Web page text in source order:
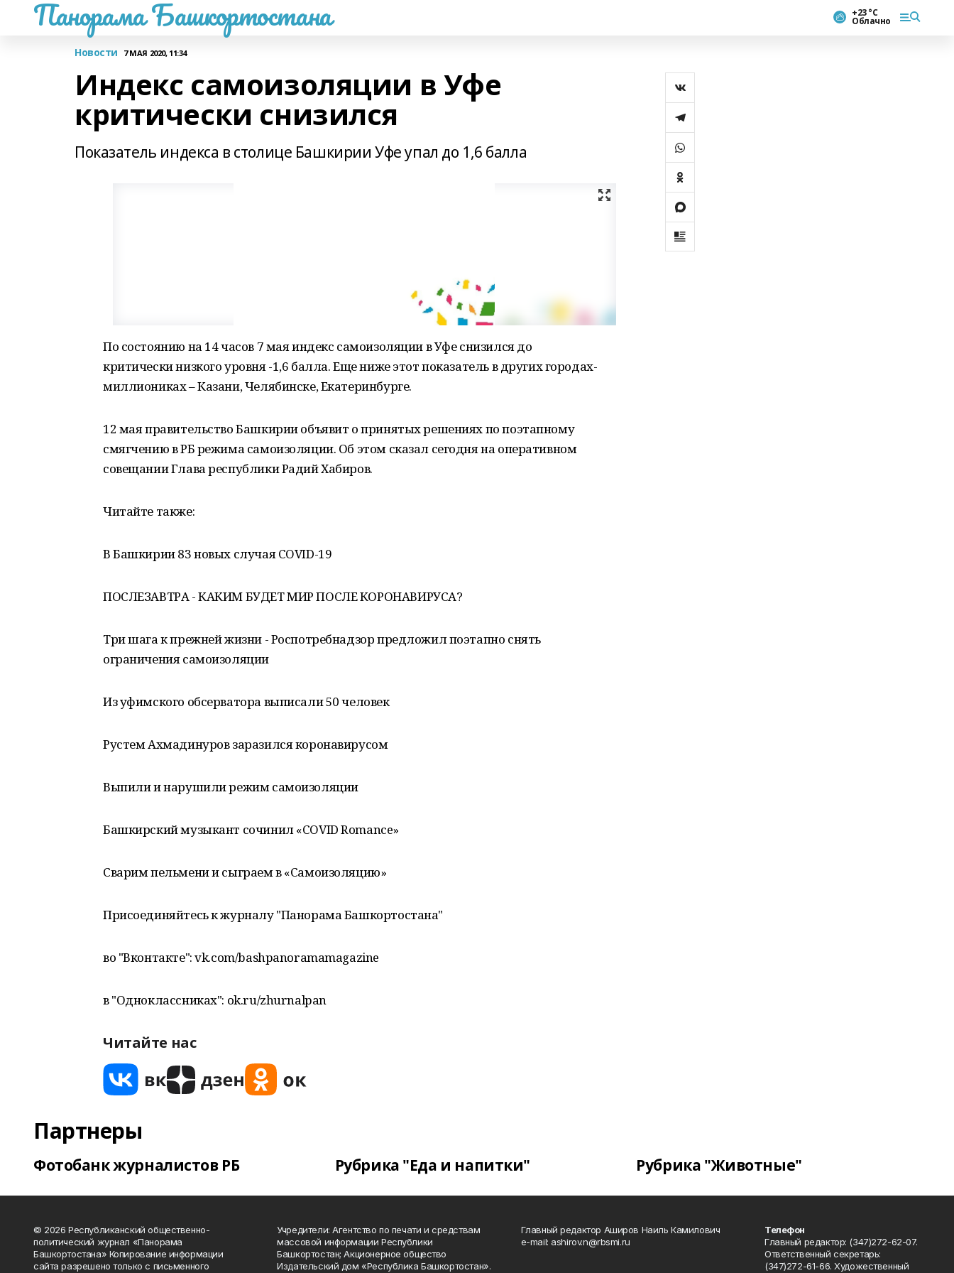
Панорама Башкортостана +23 °С
Облачно
Новости 7 МАЯ 2020, 11:34
Индекс самоизоляции в Уфе
критически снизился
Показатель индекса в столице Башкирии Уфе упал до 1,6 балла
По состоянию на 14 часов 7 мая индекс самоизоляции в Уфе снизился до
критически низкого уровня -1,6 балла. Еще ниже этот показатель в других городах-
миллиониках – Казани, Челябинске, Екатеринбурге.
12 мая правительство Башкирии объявит о принятых решениях по поэтапному
смягчению в РБ режима самоизоляции. Об этом сказал сегодня на оперативном
совещании Глава республики Радий Хабиров.
Читайте также:
В Башкирии 83 новых случая COVID-19
ПОСЛЕЗАВТРА - КАКИМ БУДЕТ МИР ПОСЛЕ КОРОНАВИРУСА?
Три шага к прежней жизни - Роспотребнадзор предложил поэтапно снять
ограничения самоизоляции
Из уфимского обсерватора выписали 50 человек
Рустем Ахмадинуров заразился коронавирусом
Выпили и нарушили режим самоизоляции
Башкирский музыкант сочинил «COVID Romanсe»
Сварим пельмени и сыграем в «Самоизоляцию»
Присоединяйтесь к журналу "Панорама Башкортостана"
во "Вконтакте": vk.com/bashpanoramamagazine
в "Одноклассниках": ok.ru/zhurnalpan
Читайте нас
Партнеры
Фотобанк журналистов РБ Рубрика "Еда и напитки" Рубрика "Животные"
© 2026 Республиканский общественно-
политический журнал «Панорама
Башкортостана» Копирование информации
сайта разрешено только с письменного
Учредители: Агентство по печати и средствам
массовой информации Республики
Башкортостан; Акционерное общество
Издательский дом «Республика Башкортостан».
Главный редактор Аширов Наиль Камилович
e-mail: ashirov.n@rbsmi.ru
Телефон
Главный редактор: (347)272-62-07.
Ответственный секретарь:
(347)272-61-66. Художественный